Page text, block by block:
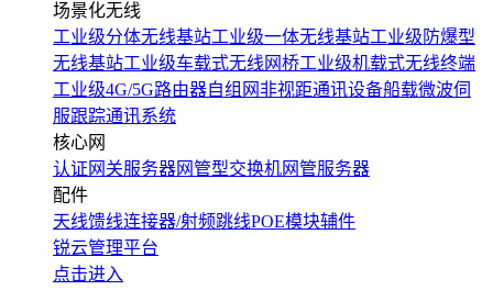
场景化无线
工业级分体无线基站工业级一体无线基站工业级防爆型
无线基站工业级车载式无线网桥工业级机载式无线终端
工业级4G/5G路由器自组网非视距通讯设备船载微波伺
服跟踪通讯系统
核心网
认证网关服务器网管型交换机网管服务器
配件
天线馈线连接器/射频跳线POE模块辅件
锐云管理平台
点击进入